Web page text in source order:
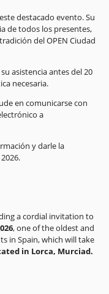
destacado evento. Su
de todos los presentes,
del OPEN Ciudad
asistencia antes del 20
necesaria.
en comunicarse con
a
y darle la
a cordial invitation to
, one of the oldest and
in Spain, which will take
in Lorca, Murciad.